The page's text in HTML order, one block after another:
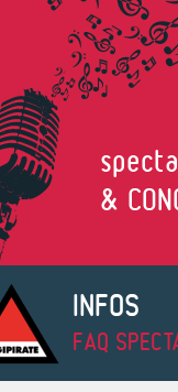
&
INFOS
FAQ